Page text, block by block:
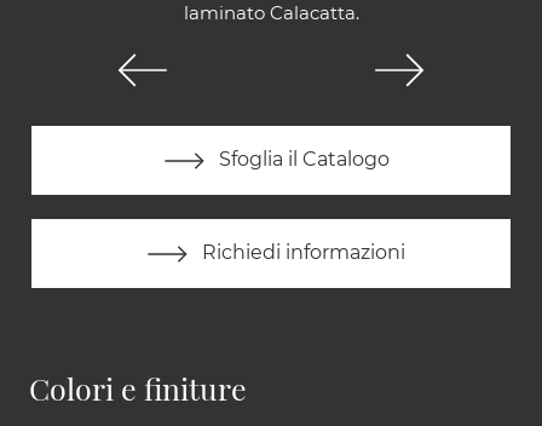
laminato Calacatta.
Sfoglia il Catalogo
Richiedi informazioni
Colori e finiture